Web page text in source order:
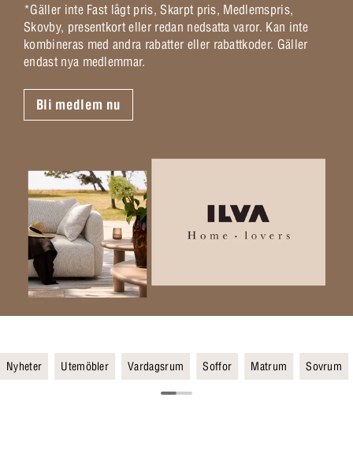
*Gäller inte Fast lågt pris, Skarpt pris, Medlemspris,
Skovby, presentkort eller redan nedsatta varor. Kan inte
kombineras med andra rabatter eller rabattkoder. Gäller
endast nya medlemmar.
Bli medlem nu
Nyheter Utemöbler Vardagsrum Soffor Matrum Sovrum